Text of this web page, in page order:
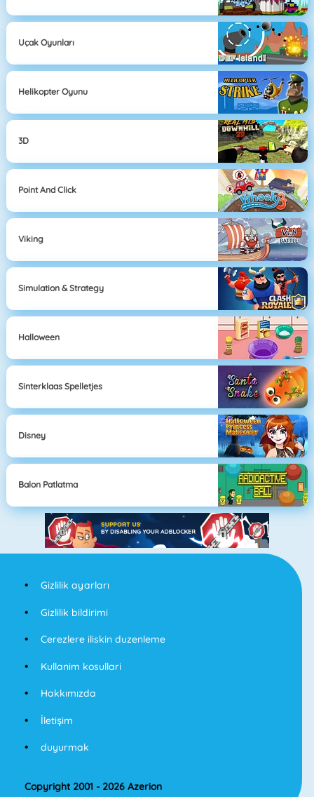
Uçak Oyunları
Helikopter Oyunu
3D
Point And Click
Viking
Simulation & Strategy
Halloween
Sinterklaas Spelletjes
Disney
Balon Patlatma
Gizlilik ayarları
Gizlilik bildirimi
Cerezlere iliskin duzenleme
Kullanim kosullari
Hakkımızda
İletişim
duyurmak
Copyright 2001 - 2026 Azerion